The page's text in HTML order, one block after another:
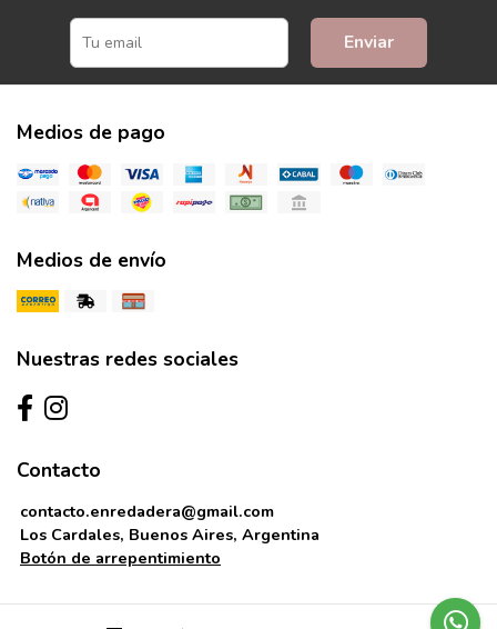
Enviar
Medios de pago
Medios de envío
Nuestras redes sociales
Contacto
contacto.enredadera@gmail.com
Los Cardales, Buenos Aires, Argentina
Botón de arrepentimiento